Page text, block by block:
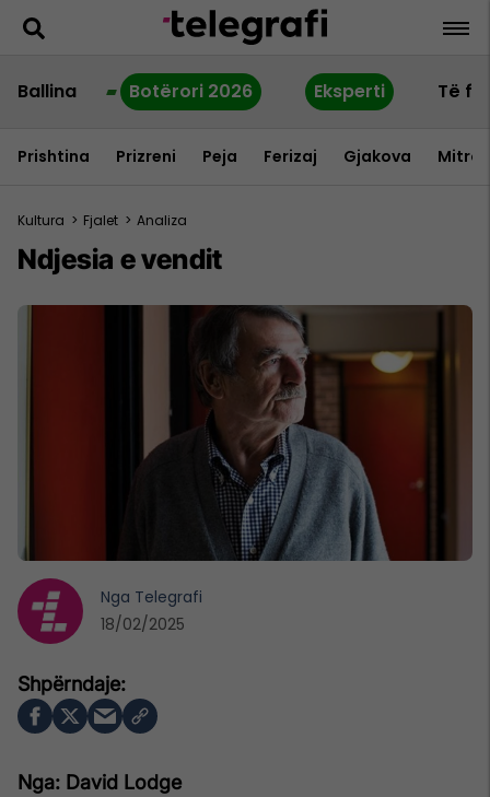
Ballina Botërori 2026 Eksperti Të
Prishtina Prizreni Peja Ferizaj Gjakova
Kultura > Fjalet > Analiza
Ndjesia e vendit
Nga: David Lodge
Nga Telegrafi
18/02/2025